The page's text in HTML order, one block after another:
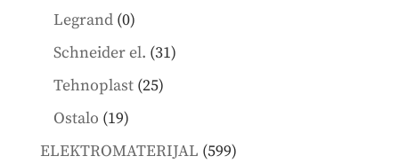
products
Legrand 00
products
Schneider el. 3131
Tehnoplast 2525
Ostalo 1919
products
ELEKTROMATERIJAL 599599